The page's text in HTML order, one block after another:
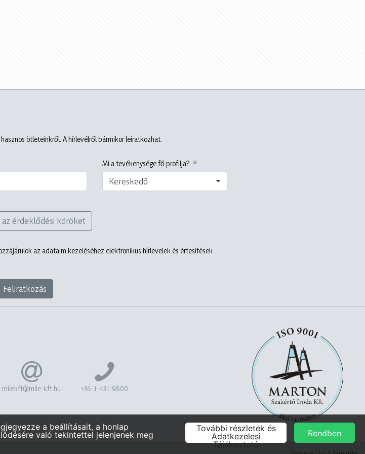
ötleteinkről. A hírlevélről bármikor leiratkozhat.
Mi a tevékenysége fő profilja?
Kereskedő
az érdeklődési köröket
az adataim kezeléséhez elektronikus hírlevelek és értesítések
Feliratkozás
milekft@mile-kft.hu +36-1-431-9800